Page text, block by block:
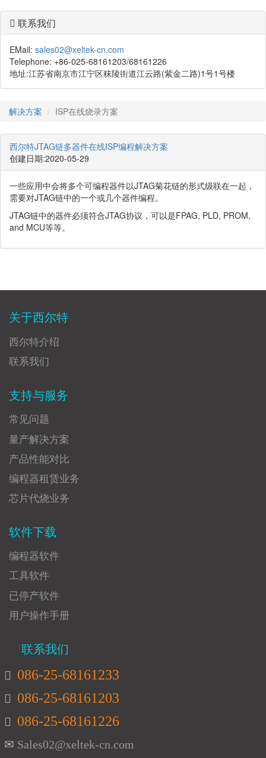
联系我们
EMail: sales02@xeltek-cn.com
Telephone: +86-025-68161203/68161226
地址:江苏省南京市江宁区秣陵街道江云路(紫金二路)1号1号楼
解决方案 ISP在线烧录方案
西尔特JTAG链多器件在线ISP编程解决方案
创建日期:2020-05-29
一些应用中会将多个可编程器件以JTAG菊花链的形式级联在一起，
需要对JTAG链中的一个或几个器件编程。
JTAG链中的器件必须符合JTAG协议，可以是FPAG, PLD, PROM,
and MCU等等。
关于西尔特
西尔特介绍
联系我们
支持与服务
常见问题
量产解决方案
产品性能对比
编程器租赁业务
芯片代烧业务
软件下载
编程器软件
工具软件
已停产软件
用户操作手册
联系我们
086-25-68161233
086-25-68161203
086-25-68161226
Sales02@xeltek-cn.com